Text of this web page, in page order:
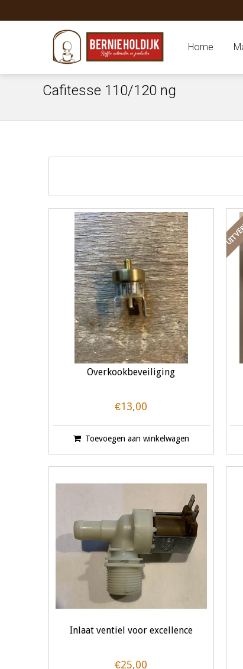
Home
Cafitesse 110/120 ng
Overkookbeveiliging
€13,00
Toevoegen aan winkelwagen
Inlaat ventiel voor excellence
€25,00